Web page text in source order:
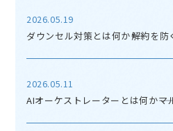
2026.05.19
ダウンセル対策とは何か――解約を
2026.05.11
AIオーケストレーターとは何か――